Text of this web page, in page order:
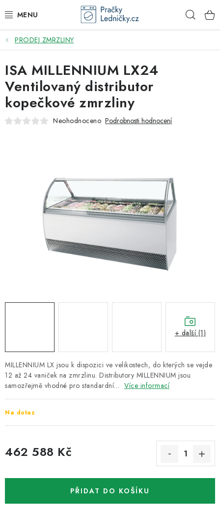
na
DODAVATEL
VESTAVNÉ SPOTŘEBIČE
VOLNĚ STOJÍCÍ SPOTŘEBIČE
DŘEZY A BATERIE
Akce Doprava a platba
Garance nejnižší ceny
Kontakty
PRODEJ ZMRZLINY
MILLENNIUM LX jsou k dispozici ve velikostech, do kterých se vejde
12 až 24 vaniček na zmrzlinu. Distributory MILLENNIUM jsou
samozřejmě vhodné pro standardní… Více informací
Na dotaz
462 588 Kč
PŘIDAT DO KOŠÍKU
ISA MILLENNIUM LX24
Ventilovaný distributor
kopečkové zmrzliny
Neohodnoceno Podrobnosti hodnocení
+ další (1)